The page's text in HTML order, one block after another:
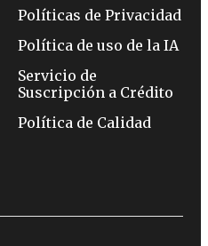
Políticas de Privacidad
Política de uso de la IA
Servicio de
Suscripción a Crédito
Política de Calidad